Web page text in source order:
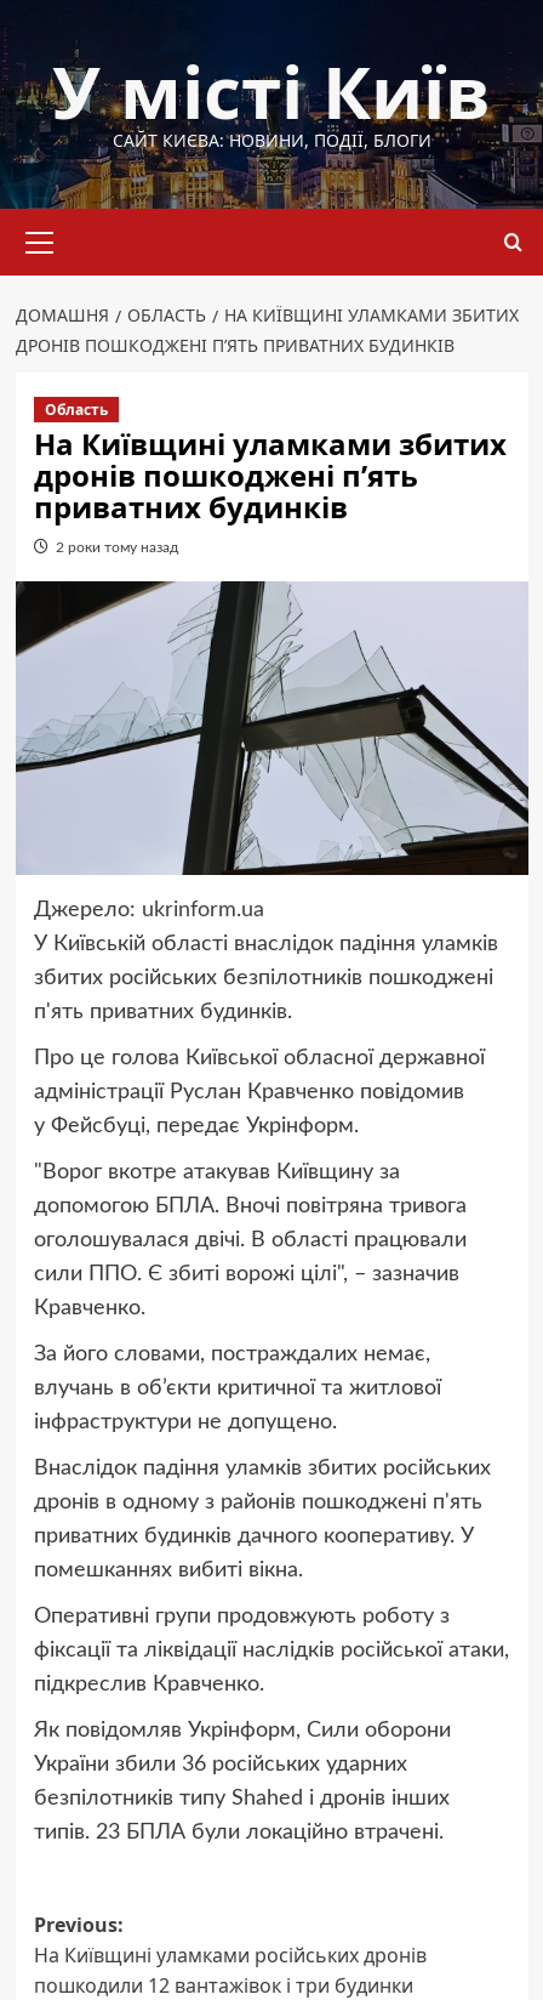
до
вмістуУ місті Київ
САЙТ КИЄВА: НОВИНИ, ПОДІЇ, БЛОГИ
меню
ДОМАШНЯ ОБЛАСТЬ
НА КИЇВЩИНІ УЛАМКАМИ ЗБИТИХ
ДРОНІВ ПОШКОДЖЕНІ П’ЯТЬ ПРИВАТНИХ БУДИНКІВ
Область
На Київщині уламками збитих
дронів пошкоджені п’ять
приватних будинків
2 роки тому назад
Джерело: ukrinform.ua
У Київській області внаслідок падіння уламків
збитих російських безпілотників пошкоджені
п'ять приватних будинків.
Про це голова Київської обласної державної
адміністрації Руслан Кравченко повідомив
у Фейсбуці, передає Укрінформ.
"Ворог вкотре атакував Київщину за
допомогою БПЛА. Вночі повітряна тривога
оголошувалася двічі. В області працювали
сили ППО. Є збиті ворожі цілі", – зазначив
Кравченко.
За його словами, постраждалих немає,
влучань в об’єкти критичної та житлової
інфраструктури не допущено.
Внаслідок падіння уламків збитих російських
дронів в одному з районів пошкоджені п'ять
приватних будинків дачного кооперативу. У
помешканнях вибиті вікна.
Оперативні групи продовжують роботу з
фіксації та ліквідації наслідків російської атаки,
підкреслив Кравченко.
Як повідомляв Укрінформ, Сили оборони
України збили 36 російських ударних
безпілотників типу Shahed і дронів інших
типів. 23 БПЛА були локаційно втрачені.
Post
navigation
Previous:
На Київщині уламками російських дронів
пошкодили 12 вантажівок і три будинки